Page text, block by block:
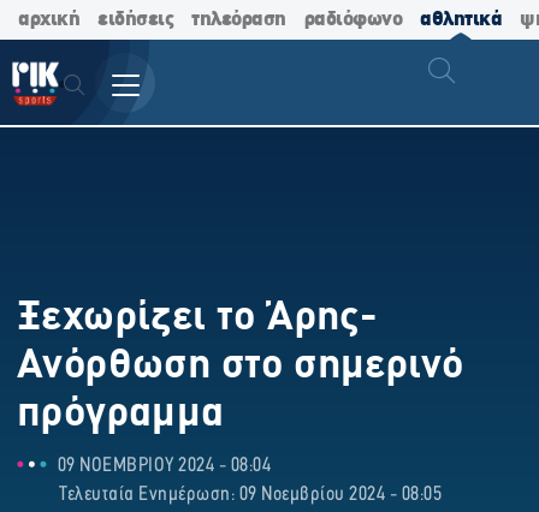
αρχική ειδήσεις τηλεόραση ραδιόφωνο αθλητικά
Ξεχωρίζει το Άρης-
Ανόρθωση στο σημερινό
πρόγραμμα
09 ΝΟΕΜΒΡΙΟΥ 2024 - 08:04
Τελευταία Ενημέρωση: 09 Νοεμβρίου 2024 - 08:05